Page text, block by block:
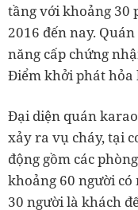
tầng với khoảng 30
2016 đến nay.
năng cấp chứng
Điểm khởi phát hỏa
Đại diện quán
xảy ra vụ cháy, tại
động gồm các
khoảng 60 người có
30 người là khách